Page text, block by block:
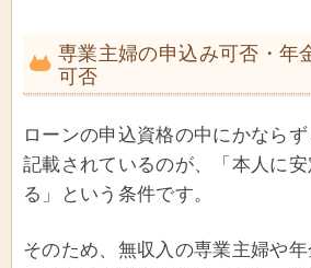
専業主婦の申込み可否・年
可否
ローンの申込資格の中にかなら
記載されているのが、「本人に
る」という条件です。
そのため、無収入の専業主婦や